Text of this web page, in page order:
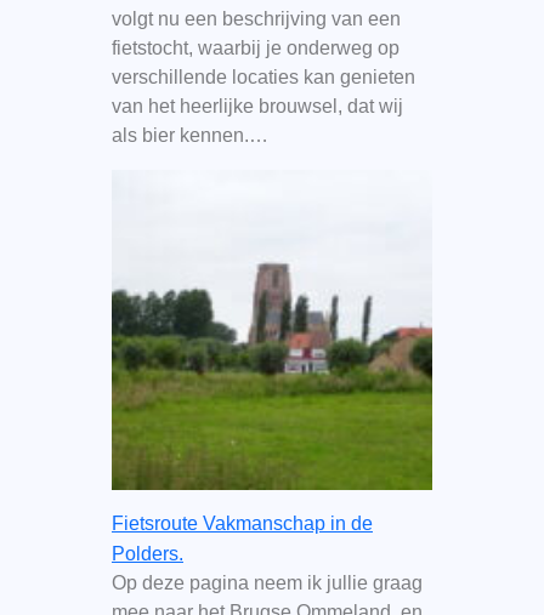
volgt nu een beschrijving van een
fietstocht, waarbij je onderweg op
verschillende locaties kan genieten
van het heerlijke brouwsel, dat wij
als bier kennen.…
Fietsroute Vakmanschap in de
Polders.
Op deze pagina neem ik jullie graag